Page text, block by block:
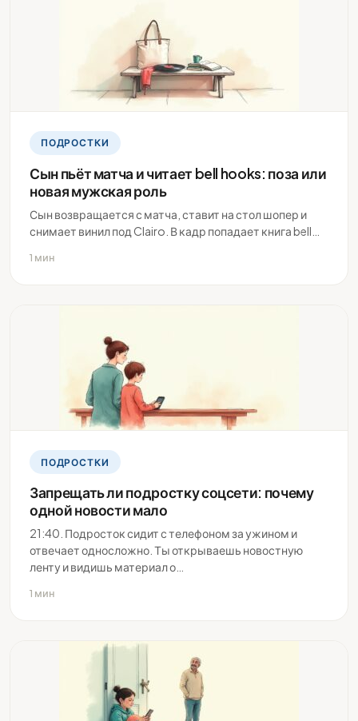
ПОДРОСТКИ
Сын пьёт матча и читает bell hooks: поза или
новая мужская роль
Сын возвращается с матча, ставит на стол шопер и
снимает винил под Clairo. В кадр попадает книга bell…
1 мин
ПОДРОСТКИ
Запрещать ли подростку соцсети: почему
одной новости мало
21:40. Подросток сидит с телефоном за ужином и
отвечает односложно. Ты открываешь новостную
ленту и видишь материал о…
1 мин